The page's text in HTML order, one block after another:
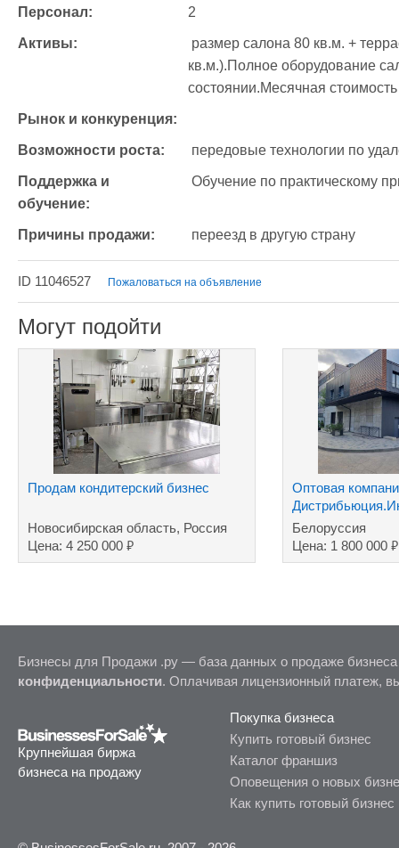
Персонал: 2
Активы:
кв.м.).Полное оборудование
состоянии.Месячная
Рынок и конкуренция:
Возможности роста: передовые технологии по
Поддержка и
обучение:
Обучение по практическому
Причины продажи: переезд в другую страну
ID 11046527 Пожаловаться на объявление
Могут подойти
Продам кондитерский бизнес
Новосибирская область, Россия
Цена: 4 250 000 ₽
Оптовая
хозтовары
Белоруссия
Цена: 1 800 000₽
Бизнесы для Продажи .ру — база данных о продаже
конфиденциальности. Оплачивая лицензионный платеж,
Крупнейшая биржа
бизнеса на продажу
Покупка бизнеса
Купить готовый бизнес
Каталог франшиз
Оповещения о новых
Как купить готовый бизнес